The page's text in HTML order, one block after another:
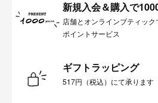
新規入会＆購入で
店舗とオンラインブティック
ポイントサービス
ギフトラッピング
517円（税込）にて承ります